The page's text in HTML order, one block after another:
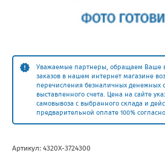
Уважаемые партнеры, обращаем Ваше
заказов в нашем интернет магазине
перечисления безналичных денежных
выставленного счета. Цена на сайте
самовывоза с выбранного склада и
предварительной оплате 100%
Артикул: 4320Х-3724300